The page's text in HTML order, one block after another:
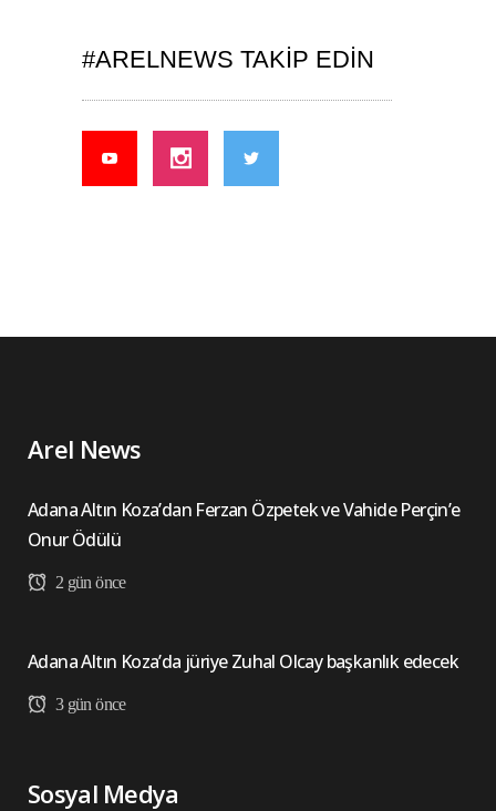
#ARELNEWS TAKIP EDIN
Arel News
Adana Altın Koza’dan Ferzan Özpetek ve Vahide Perçin’e
Onur Ödülü
2 gün önce
Adana Altın Koza’da jüriye Zuhal Olcay başkanlık edecek
3 gün önce
Sosyal Medya